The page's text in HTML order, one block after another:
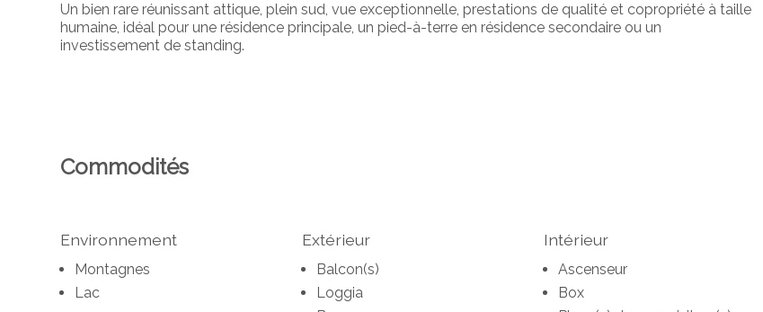
Un bien rare réunissant attique, plein sud, vue exceptionnelle, prestations de qualité et copropriété à taille
humaine, idéal pour une résidence principale, un pied-à-terre en résidence secondaire ou un
investissement de standing.
Commodités
Environnement
Montagnes
Lac
Extérieur
Balcon(s)
Loggia
Intérieur
Ascenseur
Box